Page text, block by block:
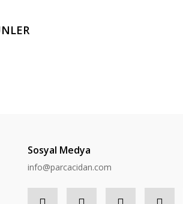
Sosyal Medya
info@parcacidan.com